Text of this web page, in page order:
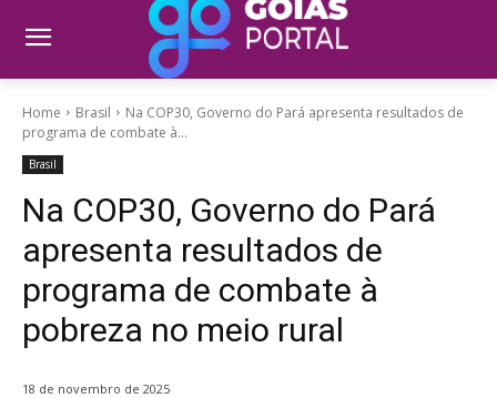
Home Brasil
Na COP30, Governo do Pará apresenta resultados de
programa de combate à...
Brasil
Na COP30, Governo do Pará
apresenta resultados de
programa de combate à
pobreza no meio rural
18 de novembro de 2025